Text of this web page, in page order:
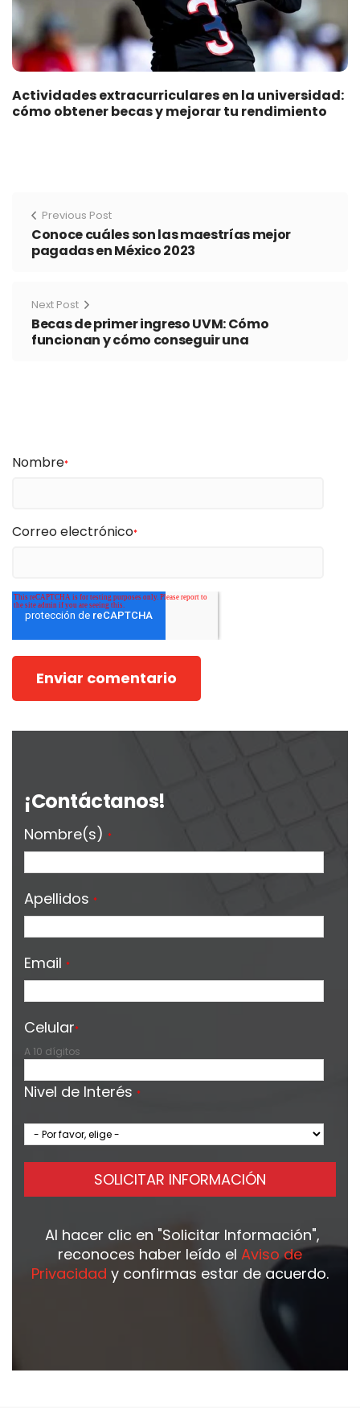
Actividades extracurriculares en la universidad:
cómo obtener becas y mejorar tu rendimiento
Previous Post
Conoce cuáles son las maestrías mejor
pagadas en México 2023
Next Post
Becas de primer ingreso UVM: Cómo
funcionan y cómo conseguir una
Nombre*
Correo electrónico*
¡Contáctanos!
Nombre(s) *
Apellidos *
Email *
Celular*
A 10 dígitos
Nivel de Interés *
SOLICITAR INFORMACIÓN
Al hacer clic en "Solicitar Información",
reconoces haber leído el Aviso de
Privacidad y confirmas estar de acuerdo.